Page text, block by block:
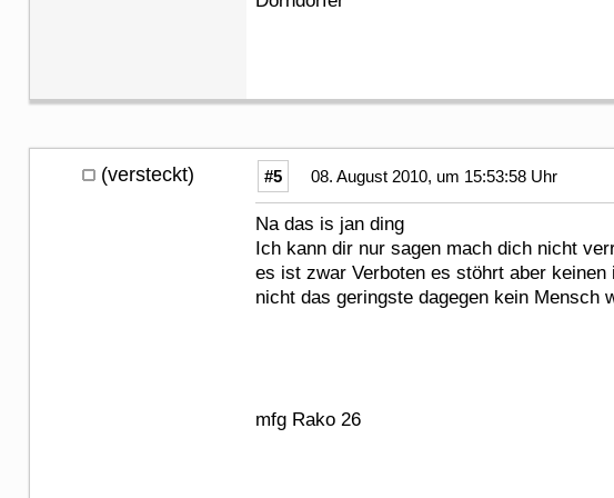
(versteckt) #5 08. August 2010, um 15:53:58 Uhr
Na das is jan ding
Ich kann dir nur sagen mach dich nicht
es ist zwar Verboten es stöhrt aber
nicht das geringste dagegen kein
mfg Rako 26